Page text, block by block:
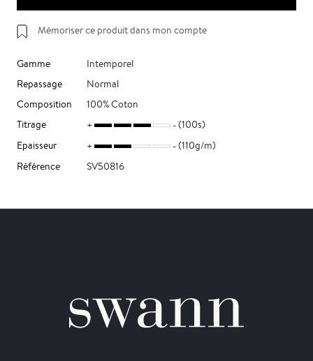
Mémoriser ce produit dans mon compte
Gamme
Intemporel
Repassage
Normal
Composition
100% Coton
Titrage
(100s)
Epaisseur
(110g/m)
Référence
SV50816